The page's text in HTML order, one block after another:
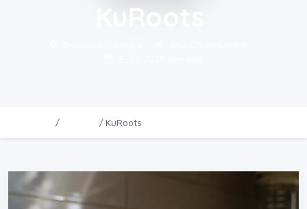
KuRoots
KuRoots